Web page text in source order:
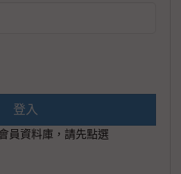
登入
員資料庫，請先點選